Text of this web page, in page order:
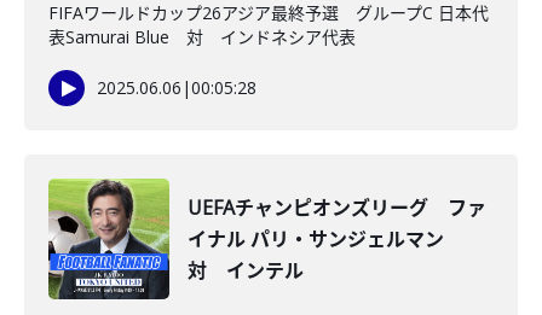
FIFAワールドカップ26アジア最終予選 グループC 日本代
表Samurai Blue 対 インドネシア代表
2025.06.06 |00:05:28
UEFAチャンピオンズリーグ ファ
イナル パリ・サンジェルマン
対 インテル